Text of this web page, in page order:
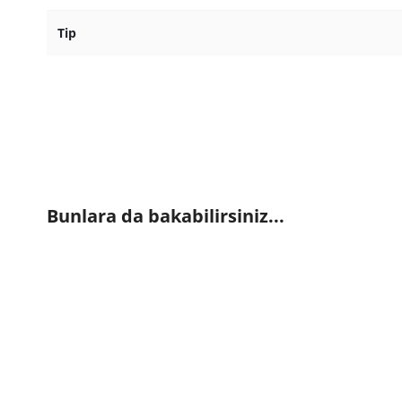
Tip
Bunlara da bakabilirsiniz...